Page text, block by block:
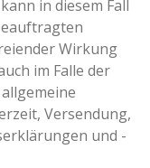
in diesem Fall
Wirkung
im Falle der
Versendung,
und -